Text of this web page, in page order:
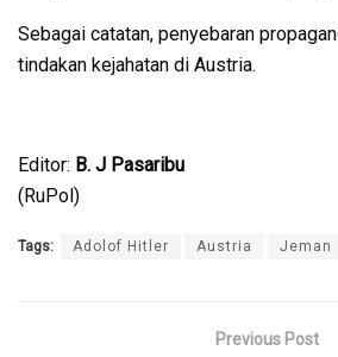
Sebagai catatan, penyebaran
tindakan kejahatan di Austria.
Editor: B. J Pasaribu
(RuPol)
Tags: Adolof Hitler Austria Jeman
Previous Post